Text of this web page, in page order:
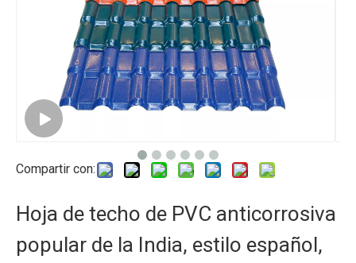
Compartir con:
Hoja de techo de PVC anticorrosiva
popular de la India, estilo español,